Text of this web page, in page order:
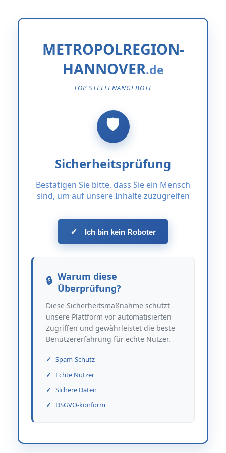
METROPOLREGION-
HANNOVER
TOP STELLENANGEBOTE
Sicherheitsprüfung
Bestätigen Sie bitte, dass Sie ein Mensch
sind, um auf unsere Inhalte zuzugreifen
✓ Ich bin kein Roboter
Warum diese
Überprüfung?
Diese Sicherheitsmaßnahme schützt
unsere Plattform vor automatisierten
Zugriffen und gewährleistet die beste
Benutzererfahrung für echte Nutzer.
Spam-Schutz
Echte Nutzer
Sichere Daten
DSGVO-konform